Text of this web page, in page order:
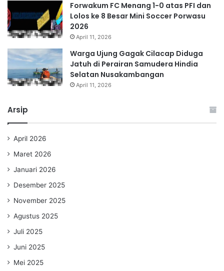
Forwakum FC Menang 1-0 atas PFI dan
Lolos ke 8 Besar Mini Soccer Porwasu
2026
April 11, 2026
Warga Ujung Gagak Cilacap Diduga
Jatuh di Perairan Samudera Hindia
Selatan Nusakambangan
April 11, 2026
Arsip
April 2026
Maret 2026
Januari 2026
Desember 2025
November 2025
Agustus 2025
Juli 2025
Juni 2025
Mei 2025